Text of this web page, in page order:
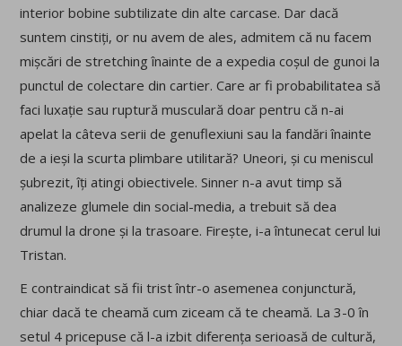
interior bobine subtilizate din alte carcase. Dar dacă
suntem cinstiți, or nu avem de ales, admitem că nu facem
mișcări de stretching înainte de a expedia coșul de gunoi la
punctul de colectare din cartier. Care ar fi probabilitatea să
faci luxație sau ruptură musculară doar pentru că n-ai
apelat la câteva serii de genuflexiuni sau la fandări înainte
de a ieși la scurta plimbare utilitară? Uneori, și cu meniscul
șubrezit, îți atingi obiectivele. Sinner n-a avut timp să
analizeze glumele din social-media, a trebuit să dea
drumul la drone și la trasoare. Firește, i-a întunecat cerul lui
Tristan.
E contraindicat să fii trist într-o asemenea conjunctură,
chiar dacă te cheamă cum ziceam că te cheamă. La 3-0 în
setul 4 pricepuse că l-a izbit diferența serioasă de cultură,